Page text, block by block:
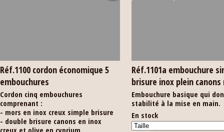
Réf.1100 cordon économique 5
embouchures
Cordon cinq embouchures
comprenant :
- mors en inox creux simple brisure
- double brisure canons en inox
creux et olive en cyprium
Réf.1101a embouchure
brisure inox plein canons
Embouchure basique qui
stabilité à la mise en main.
En stock